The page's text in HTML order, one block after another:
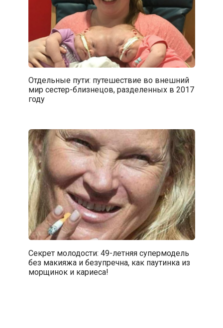
Отдельные пути: путешествие во внешний
мир сестер-близнецов, разделенных в 2017
году
Секрет молодости: 49-летняя супермодель
без макияжа и безупречна, как паутинка из
морщинок и кариеса!